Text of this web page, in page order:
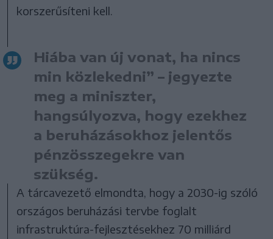
korszerűsíteni kell.
Hiába van új vonat, ha nincs
min közlekedni” – jegyezte
meg a miniszter,
hangsúlyozva, hogy ezekhez
a beruházásokhoz jelentős
pénzösszegekre van
szükség.
A tárcavezető elmondta, hogy a 2030-ig szóló
országos beruházási tervbe foglalt
infrastruktúra-fejlesztésekhez 70 milliárd